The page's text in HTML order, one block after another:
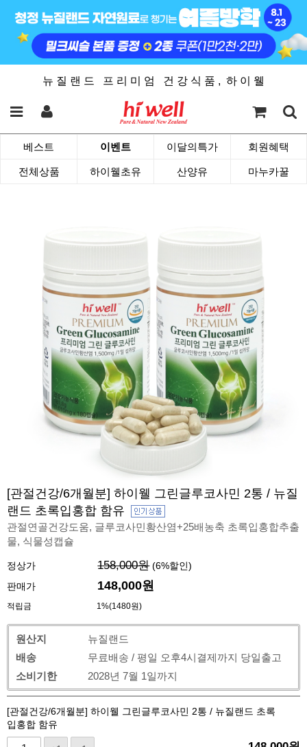
뉴 질 랜 드 프 리 미 엄 건 강 식 품 , 하 이 웰
베스트 이벤트 이달의특가 회원혜택
전체상품 하이웰초유 산양유 마누카꿀
[관절건강/6개월분] 하이웰 그린글루코사민 2통 / 뉴질
랜드 초록입홍합 함유
관절연골건강도움, 글루코사민황산염+25배농축 초록입홍합추출
물, 식물성캡슐
정상가 158,000원 (6%할인)
판매가
148,000원
적립금 1%(1480원)
원산지
뉴질랜드
배송
무료배송 / 평일 오후4시결제까지 당일출고
소비기한
2028년 7월 1일까지
[관절건강/6개월분] 하이웰 그린글루코사민 2통 / 뉴질랜드 초록
입홍합 함유